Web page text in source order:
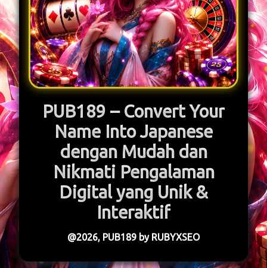
PUB189 – Convert Your
Name Into Japanese
dengan Mudah dan
Nikmati Pengalaman
Digital yang Unik &
Interaktif
@2026, PUB189 by RUBYXSEO